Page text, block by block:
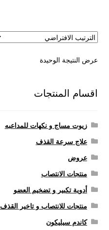
علاج سرعة القذف
كاندم سيليكون
لانجيري مثير
منتجات خاصة بالزوج
منتجات خاصة بالزوجة
منتجات لاثارة الزوجه
منتجات للانتصاب و تاخير القذف
عرض النتيجة الوحيدة
اقسام المنتجات
زيوت مساج و نكهات للمداعبه
علاج سرعة القذف
عروض
منتجات الانتصاب
أدوية تكبير و تضخيم العضو
منتجات للانتصاب و تاخير القذف
كاندم سيليكون